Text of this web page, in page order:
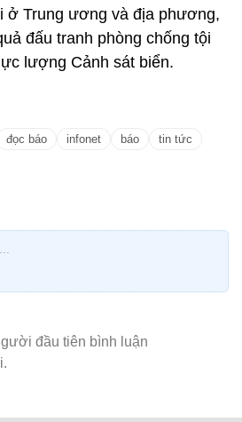
ở Trung ương và địa phương,
đấu tranh phòng chống tội
lượng Cảnh sát biển.
đọc báo infonet báo
tin tức